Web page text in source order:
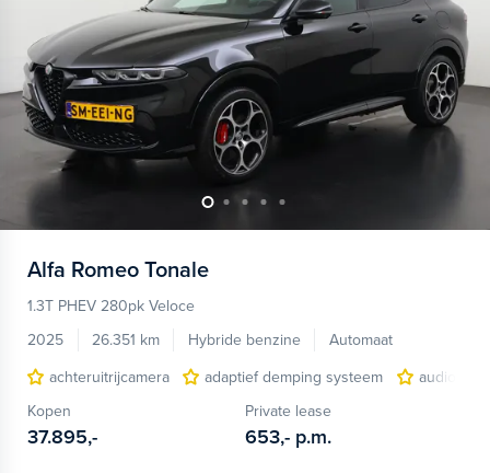
Alfa Romeo Tonale
1.3T PHEV 280pk Veloce
2025
26.351 km Hybride benzine
Automaat
achteruitrijcamera
adaptief demping systeem
audio
Kopen
37.895,-
Private lease
653,- p.m.